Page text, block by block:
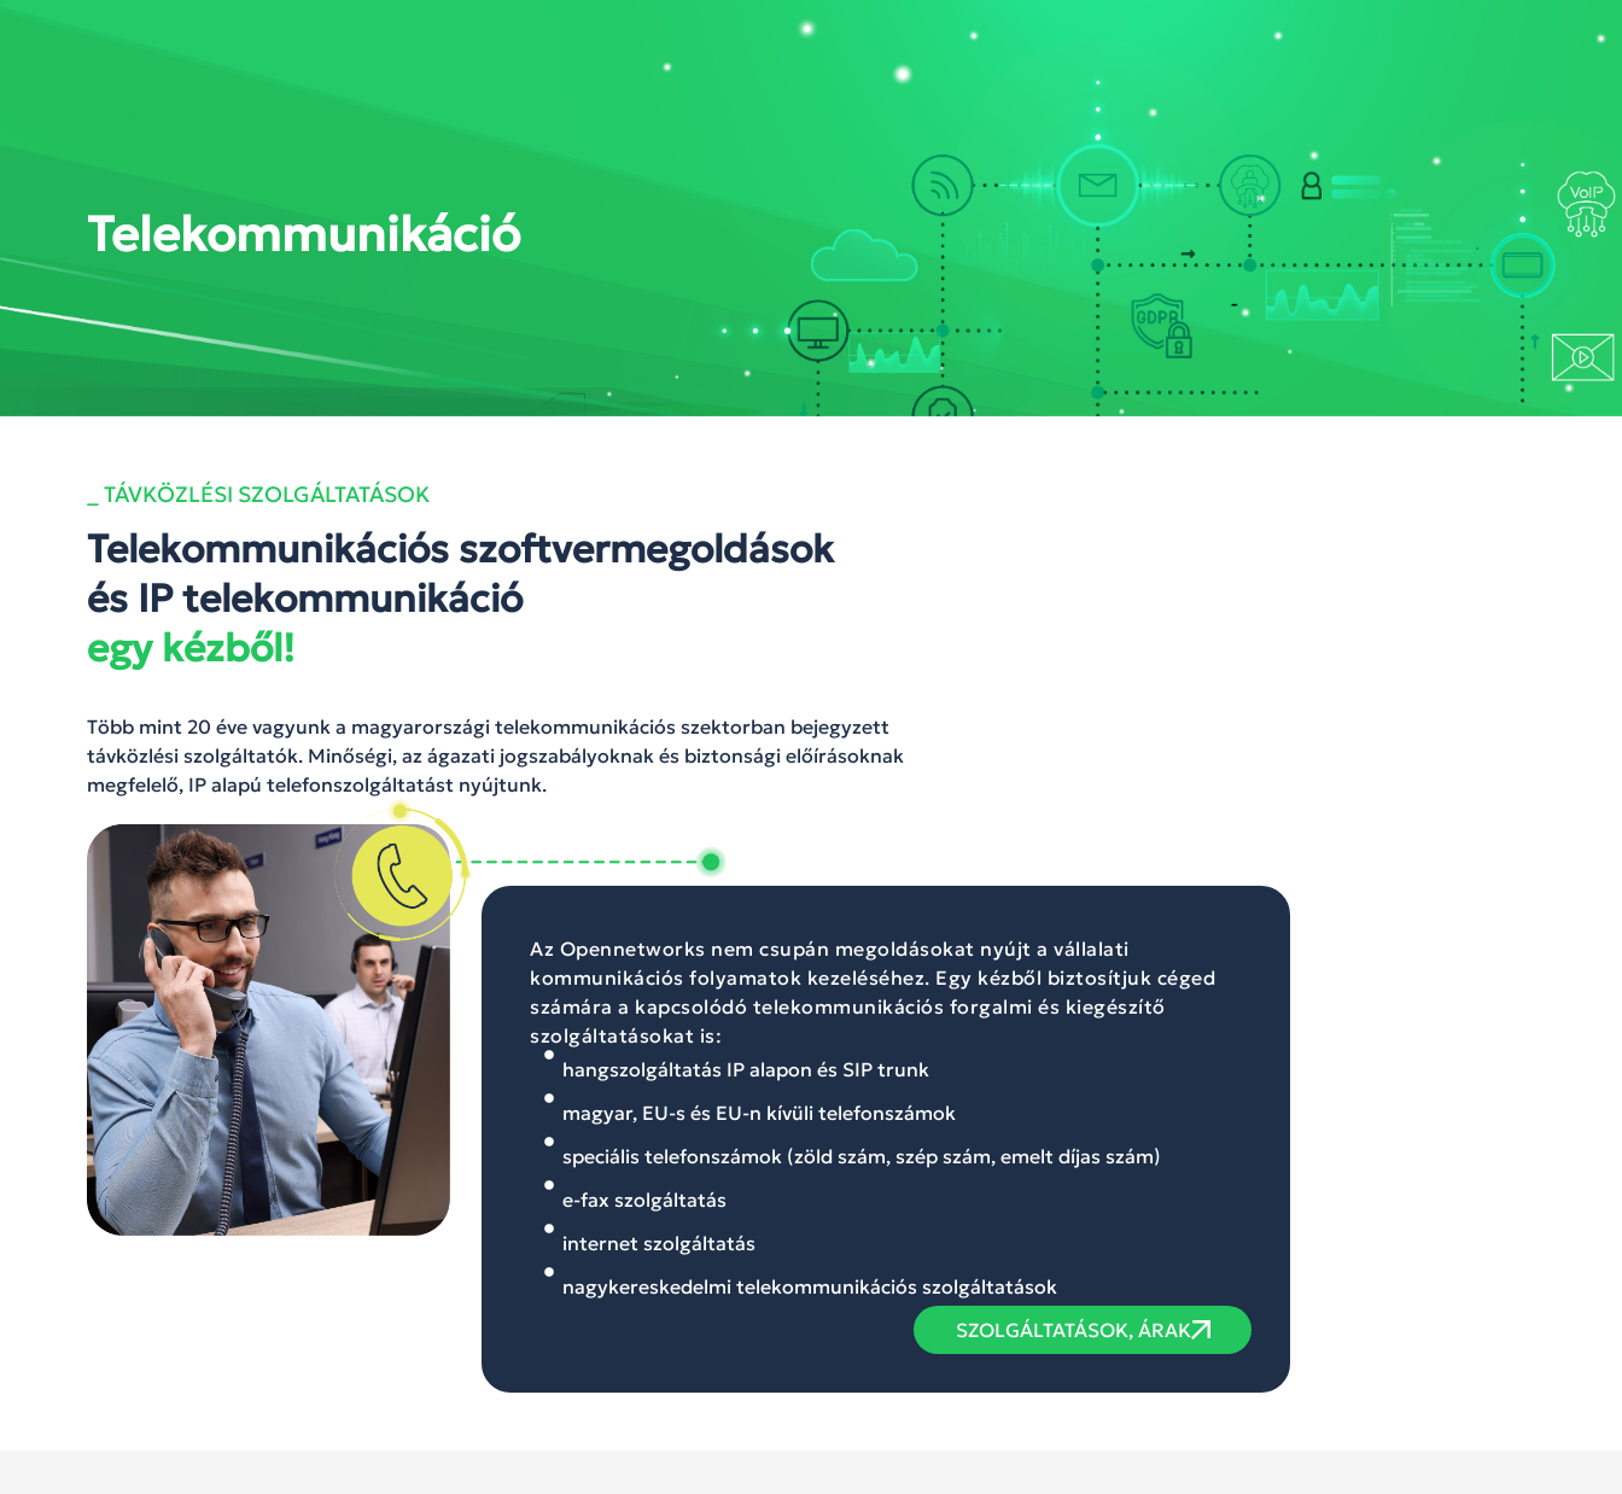
Telekommunikáció
_ TÁVKÖZLÉSI SZOLGÁLTATÁSOK
Telekommunikációs szoftvermegoldások
és IP telekommunikáció
egy kézből!
Több mint 20 éve vagyunk a magyarországi telekommunikációs szektorban bejegyzett
távközlési szolgáltatók. Minőségi, az ágazati jogszabályoknak és biztonsági előírásoknak
megfelelő, IP alapú telefonszolgáltatást nyújtunk.
Az Opennetworks nem csupán megoldásokat nyújt a vállalati
kommunikációs folyamatok kezeléséhez. Egy kézből biztosítjuk céged
számára a kapcsolódó telekommunikációs forgalmi és kiegészítő
szolgáltatásokat is:
hangszolgáltatás IP alapon és SIP trunk
magyar, EU-s és EU-n kívüli telefonszámok
speciális telefonszámok (zöld szám, szép szám, emelt díjas szám)
e-fax szolgáltatás
internet szolgáltatás
nagykereskedelmi telekommunikációs szolgáltatások
SZOLGÁLTATÁSOK, ÁRAK